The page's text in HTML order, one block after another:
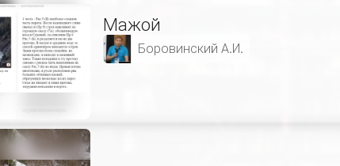
Мажой
Боровинский А.И.